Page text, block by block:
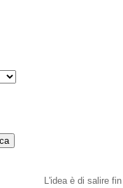
L'idea è di salire